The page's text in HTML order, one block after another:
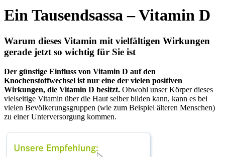
Ein Tausendsassa – Vitamin D
Warum dieses Vitamin mit vielfältigen Wirkungen
gerade jetzt so wichtig für Sie ist
Der günstige Einfluss von Vitamin D auf den
Knochenstoffwechsel ist nur eine der vielen positiven
Wirkungen, die Vitamin D besitzt. Obwohl unser Körper dieses
vielseitige Vitamin über die Haut selber bilden kann, kann es bei
vielen Bevölkerungsgruppen (wie zum Beispiel älteren Menschen)
zu einer Unterversorgung kommen.